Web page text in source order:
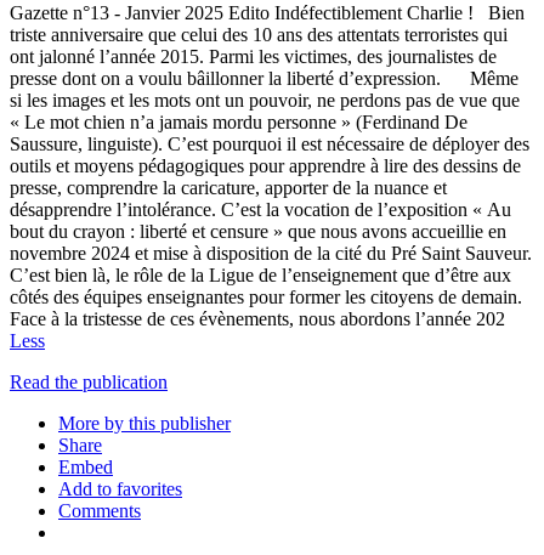
Gazette n°13 - Janvier 2025 Edito Indéfectiblement Charlie ! Bien
triste anniversaire que celui des 10 ans des attentats terroristes qui
ont jalonné l’année 2015. Parmi les victimes, des journalistes de
presse dont on a voulu bâillonner la liberté d’expression. Même
si les images et les mots ont un pouvoir, ne perdons pas de vue que
« Le mot chien n’a jamais mordu personne » (Ferdinand De
Saussure, linguiste). C’est pourquoi il est nécessaire de déployer des
outils et moyens pédagogiques pour apprendre à lire des dessins de
presse, comprendre la caricature, apporter de la nuance et
désapprendre l’intolérance. C’est la vocation de l’exposition « Au
bout du crayon : liberté et censure » que nous avons accueillie en
novembre 2024 et mise à disposition de la cité du Pré Saint Sauveur.
C’est bien là, le rôle de la Ligue de l’enseignement que d’être aux
côtés des équipes enseignantes pour former les citoyens de demain.
Face à la tristesse de ces évènements, nous abordons l’année 202
Less
Read the publication
More by this publisher
Share
Embed
Add to favorites
Comments